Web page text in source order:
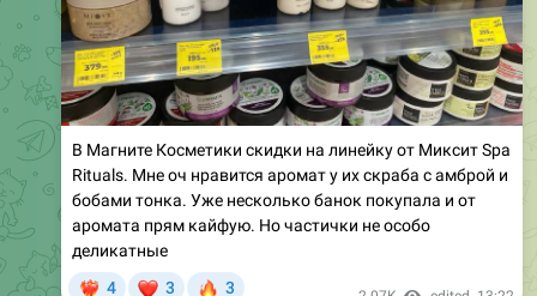
В Магните Косметики скидки на линейку от Миксит Spa
Rituals. Мне оч нравится аромат у их скраба с амброй и
бобами тонка. Уже несколько банок покупала и от
аромата прям кайфую. Но частички не особо
деликатные
4 3
🔥
3
January 26